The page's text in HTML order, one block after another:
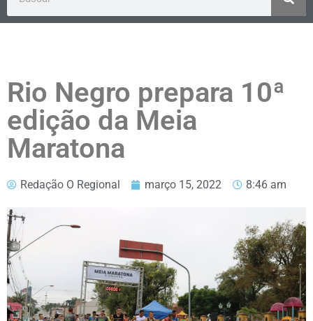
Rio Negro prepara 10ª
edição da Meia
Maratona
Redação O Regional março 15, 2022 8:46 am